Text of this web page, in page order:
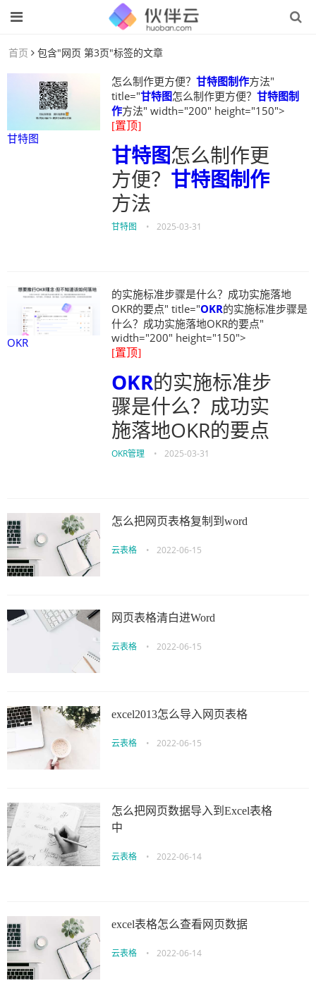
首页 包含"网页 第3页"标签的文章
甘特图
怎么制作更方便？ 甘特图制作方法"
title="甘特图怎么制作更方便？ 甘特图制
作方法" width="200" height="150">
[置顶]
甘特图怎么制作更
方便？ 甘特图制作
方法
甘特图 • 2025-03-31
OKR
的实施标准步骤是什么？成功实施落地
OKR的要点" title="OKR的实施标准步骤是
什么？成功实施落地OKR的要点"
width="200" height="150">
[置顶]
OKR的实施标准步
骤是什么？成功实
施落地OKR的要点
OKR管理 • 2025-03-31
怎么把网页表格复制到word
云表格 • 2022-06-15
网页表格清白进Word
云表格 • 2022-06-15
excel2013怎么导入网页表格
云表格 • 2022-06-15
怎么把网页数据导入到Excel表格
中
云表格 • 2022-06-14
excel表格怎么查看网页数据
云表格 • 2022-06-14